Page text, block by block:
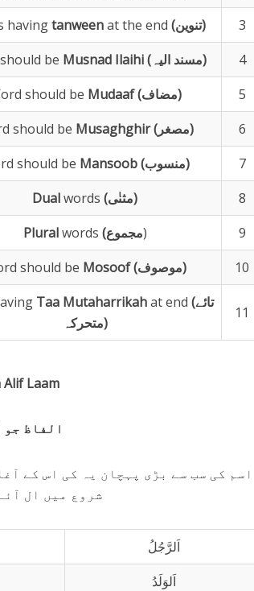
havingtanweenat the end (تنوین)
3
be Musnad Ilaihi ( مسند الیہ )
4
should be Mudaaf(مضاف)
5
should be Musaghghir(مصغر)
6
should be Mansoob(منسوب)
7
Dualwords (مثنٰی)
8
Pluralwords (مجموع)
9
should be Mosoof(موصوف) 10
Taa Mutaharrikahat end (تائے
متحرکہ)
11
Laam
الفاظ
اسم کی سب سے بڑی پہچان یہ کی اس کے
شروع میں ال
اَلرَّجُلُ
اَلوَلَدُ